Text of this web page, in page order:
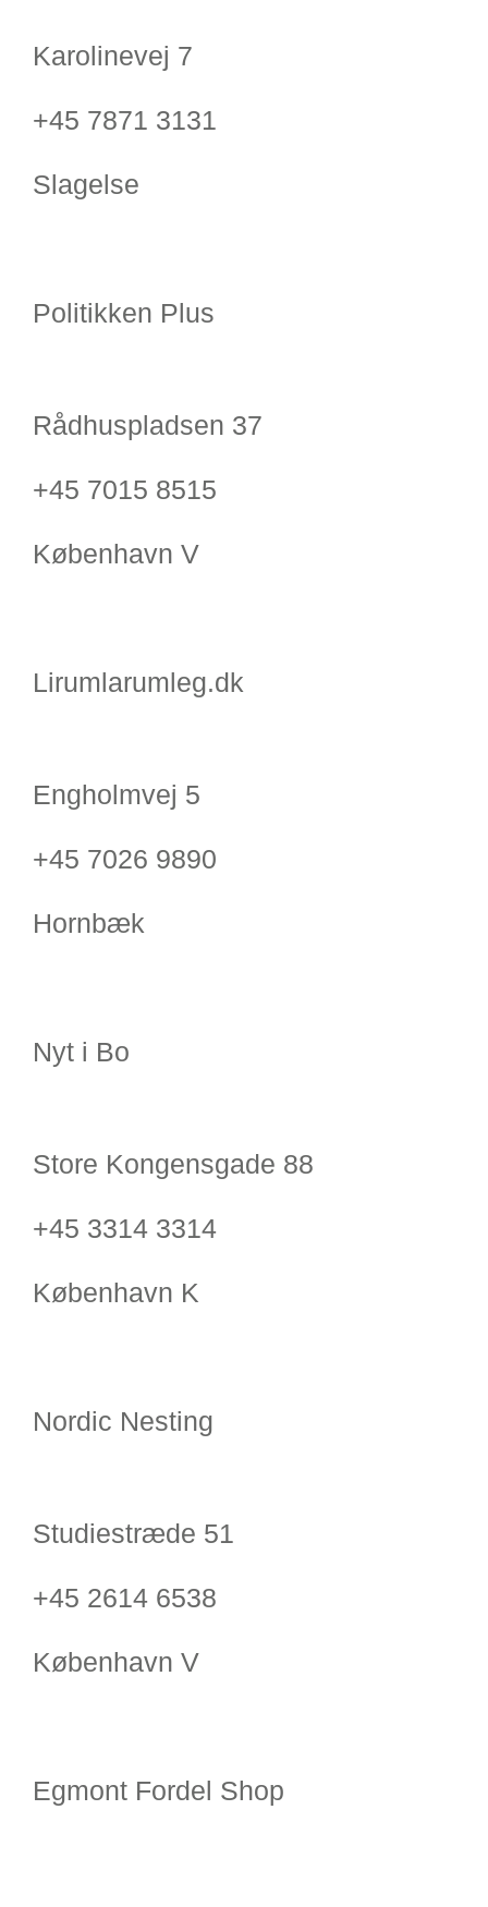
Karolinevej 7
+45 7871 3131
Slagelse
Politikken Plus
Rådhuspladsen 37
+45 7015 8515
København V
Lirumlarumleg.dk
Engholmvej 5
+45 7026 9890
Hornbæk
Nyt i Bo
Store Kongensgade 88
+45 3314 3314
København K
Nordic Nesting
Studiestræde 51
+45 2614 6538
København V
Egmont Fordel Shop